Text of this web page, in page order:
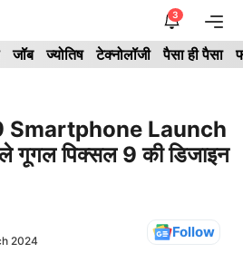
3
जॉब ज्योतिष टेक्नोलॉजी पैसा ही पैसा
Smartphone Launch
गूगल पिक्सल 9 की डिजाइन
2024 Follow